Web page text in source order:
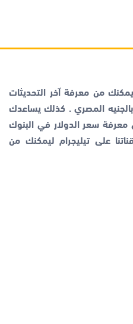
من معرفة آخر التحديثات
المصري . كذلك يساعدك
معرفة سعر الدولار في البنوك
على تيليجرام ليمكنك من